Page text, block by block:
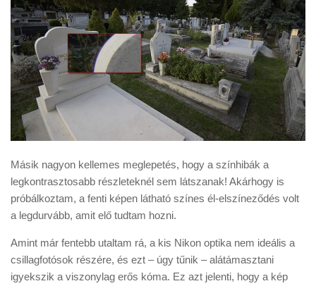
Másik nagyon kellemes meglepetés, hogy a színhibák a
legkontrasztosabb részleteknél sem látszanak! Akárhogy is
próbálkoztam, a fenti képen látható színes él-elszíneződés volt
a legdurvább, amit elő tudtam hozni.
Amint már fentebb utaltam rá, a kis Nikon optika nem ideális a
csillagfotósok részére, és ezt – úgy tűnik – alátámasztani
igyekszik a viszonylag erős kóma. Ez azt jelenti, hogy a kép